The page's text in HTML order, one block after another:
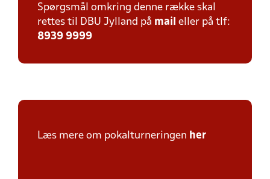
Spørgsmål omkring denne række skal
rettes til DBU Jylland på mail eller på tlf:
8939 9999
Læs mere om pokalturneringen her